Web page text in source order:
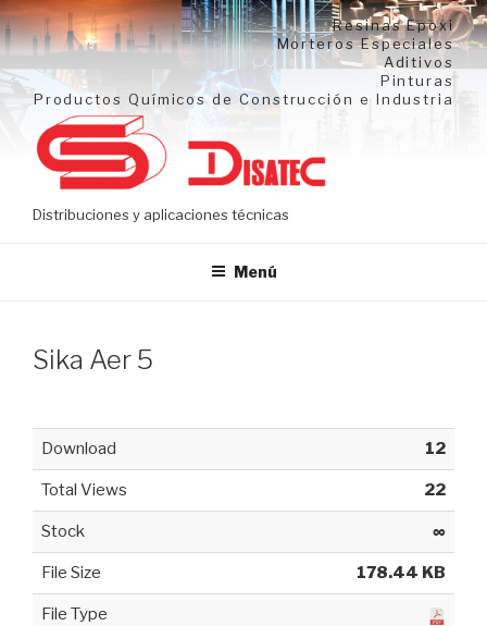
Ir
al
contenido
Resinas Epoxi
Morteros Especiales
Aditivos
Pinturas
Productos Químicos de Construcción e Industria
Distribuciones y aplicaciones técnicas
Menú
Sika Aer 5
Download 12
Total Views 22
Stock ∞
File Size 178.44 KB
File Type